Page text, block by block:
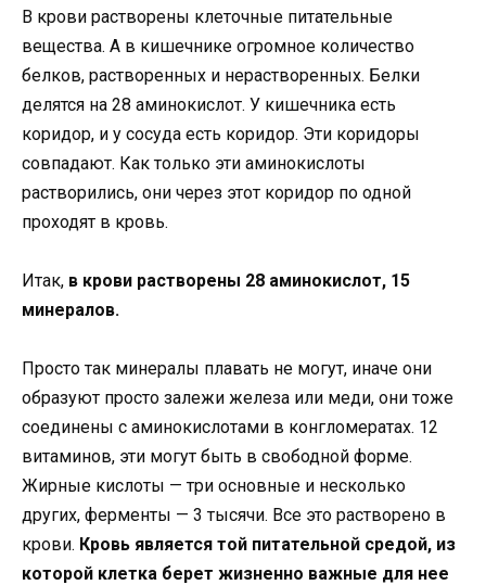
В крови растворены клеточные питательные
вещества. А в кишечнике огромное количество
белков, растворенных и нерастворенных. Белки
делятся на 28 аминокислот. У кишечника есть
коридор, и у сосуда есть коридор. Эти коридоры
совпадают. Как только эти аминокислоты
растворились, они через этот коридор по одной
проходят в кровь.
Итак, в крови растворены 28 аминокислот, 15
минералов.
Просто так минералы плавать не могут, иначе они
образуют просто залежи железа или меди, они тоже
соединены с аминокислотами в конгломератах. 12
витаминов, эти могут быть в свободной форме.
Жирные кислоты — три основные и несколько
других, ферменты — 3 тысячи. Все это растворено в
крови. Кровь является той питательной средой, из
которой клетка берет жизненно важные для нее